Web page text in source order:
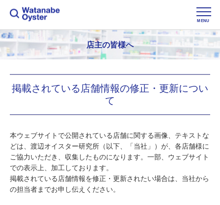
MENU
店主の皆様へ
掲載されている店舗情報の修正・更新につい
て
本ウェブサイトで公開されている店舗に関する画像、テキストな
どは、渡辺オイスター研究所（以下、「当社」）が、各店舗様に
ご協力いただき、収集したものになります。一部、ウェブサイト
での表示上、加工しております。
掲載されている店舗情報を修正・更新されたい場合は、当社から
の担当者までお申し伝えください。